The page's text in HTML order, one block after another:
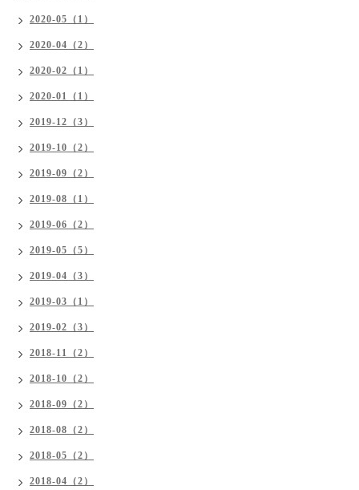
2020-05（1）
2020-04（2）
2020-02（1）
2020-01（1）
2019-12（3）
2019-10（2）
2019-09（2）
2019-08（1）
2019-06（2）
2019-05（5）
2019-04（3）
2019-03（1）
2019-02（3）
2018-11（2）
2018-10（2）
2018-09（2）
2018-08（2）
2018-05（2）
2018-04（2）